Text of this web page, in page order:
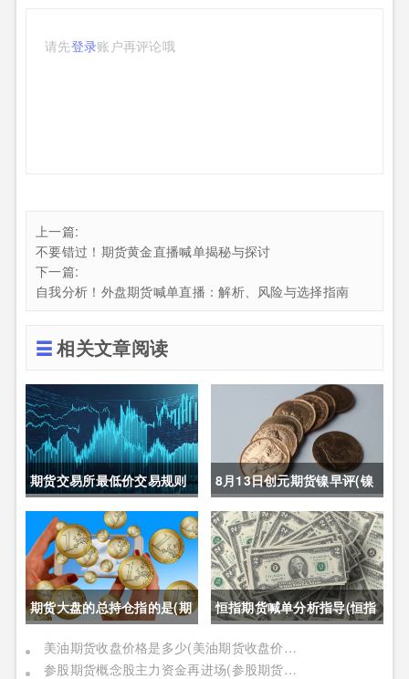
请先登录账户再评论哦
上一篇:
不要错过！期货黄金直播喊单揭秘与探讨
下一篇:
自我分析！外盘期货喊单直播：解析、风险与选择指南
相关文章阅读
期货交易所最低价交易规则
(期货交易所最低价交易规则
是什么)
8月13日创元期货镍早评(镍
期货长期趋势)
期货大盘的总持仓指的是(期
货大盘的总持仓指的是什么)
恒指期货喊单分析指导(恒指
期货喊单直播室)
美油期货收盘价格是多少(美油期货收盘价格是多少钱)
参股期货概念股主力资金再进场(参股期货概念股主力资金再进场什么意思)